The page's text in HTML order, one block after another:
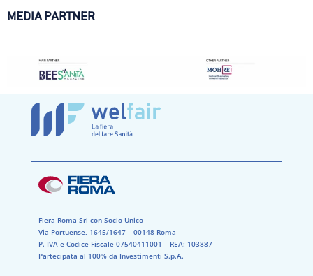
MEDIA PARTNER
Fiera Roma Srl con Socio Unico
Via Portuense, 1645/1647 – 00148 Roma
P. IVA e Codice Fiscale 07540411001​ – REA: 103887​
Partecipata al 100% da Investimenti S.p.A.